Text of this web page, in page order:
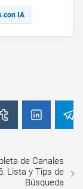
con IA
de Canales
Lista y Tips de
Búsqueda